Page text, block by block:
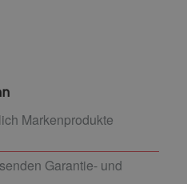
Markenprodukte
Garantie- und